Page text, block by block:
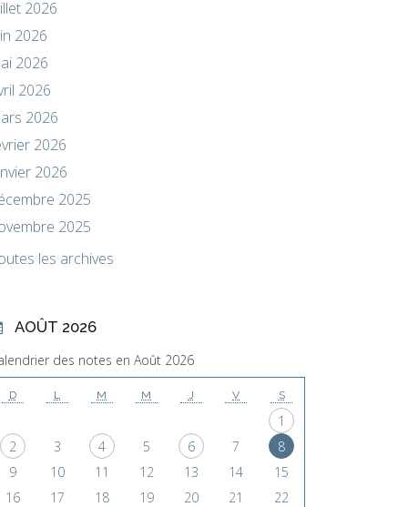
2026
2026
2026
2026
2026
2026
2026
2025
2025
les archives
AOÛT 2026
des notes en Août 2026
D L M M J V S
1
2
3 4 5 6 7
8
9
10 11 12 13 14
15
16
17 18 19 20 21
22